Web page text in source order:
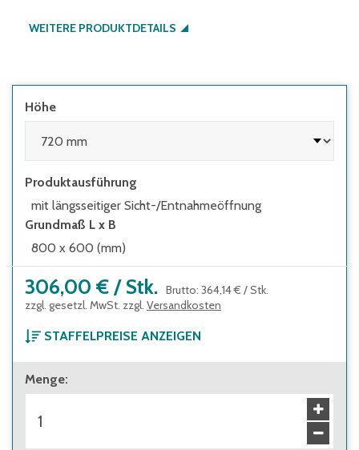
WEITERE PRODUKTDETAILS
Höhe
Produktausführung
mit längsseitiger Sicht-/Entnahmeöffnung
Grundmaß L x B
800 x 600 (mm)
306,00 € / Stk. Brutto: 364,14 € /Stk.
zzgl. gesetzl. MwSt. zzgl. Versandkosten
STAFFELPREISE ANZEIGEN
ab 1 Stück
306,00 €
ab 6 Stück
291,00 €
Menge: